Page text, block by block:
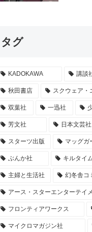
タグ
KADOKAWA 講談
秋田書店 スクウェア・
双葉社 一迅社
芳文社 日本文芸社
スターツ出版 マッグガ
ぶんか社 キルタイ
主婦と生活社 幻冬舎コ
アース・スターエンターテイ
フロンティアワークス
マイクロマガジン社